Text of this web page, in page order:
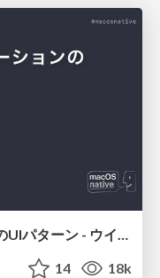
デスクトップアプリケーションのUIパターン - ウインドウ編（公開版） / UI Patterns of Desktop Applications - Window Layouts
14 18k